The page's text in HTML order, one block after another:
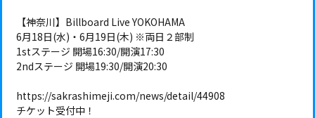
【神奈川】Billboard Live YOKOHAMA
6月18日(水)・6月19日(木) ※両日２部制
1stステージ 開場16:30/開演17:30
2ndステージ 開場19:30/開演20:30
https://sakrashimeji.com/news/detail/44908
チケット受付中！